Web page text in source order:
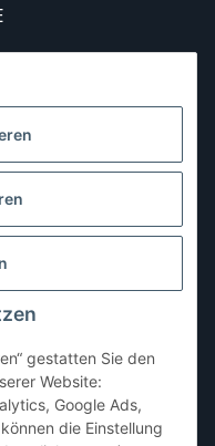
gestatten Sie den
Website:
Google Ads,
die Einstellung